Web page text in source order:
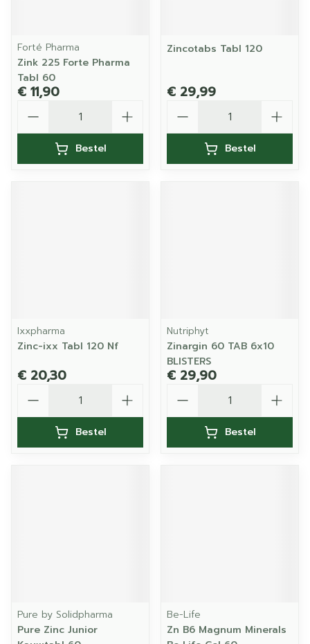
Forté Pharma
Zink 225 Forte Pharma
Tabl 60
€ 11,90
Bestel
Zincotabs Tabl 120
€ 29,99
Bestel
Ixxpharma
Zinc-ixx Tabl 120 Nf
€ 20,30
Bestel
Nutriphyt
Zinargin 60 TAB 6x10
BLISTERS
€ 29,90
Bestel
Pure by Solidpharma
Pure Zinc Junior
Be-Life
Zn B6 Magnum Minerals